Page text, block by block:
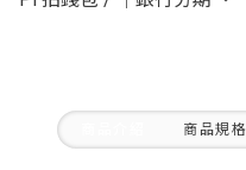
商品規格